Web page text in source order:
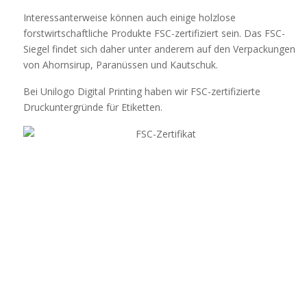
Interessanterweise können auch einige holzlose
forstwirtschaftliche Produkte FSC-zertifiziert sein. Das FSC-
Siegel findet sich daher unter anderem auf den Verpackungen
von Ahornsirup, Paranüssen und Kautschuk.
Bei Unilogo Digital Printing haben wir FSC-zertifizierte
Druckuntergründe für Etiketten.